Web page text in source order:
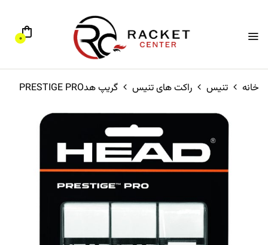
0
خانه تنیس راکت های تنیس گریپ هدPRESTIGE PRO